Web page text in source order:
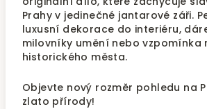
Prahy v jedinečné jantarové záři.
luxusní dekorace do interiéru,
milovníky umění nebo vzpomínka
historického města.
Objevte nový rozměr pohledu na
zlato přírody!